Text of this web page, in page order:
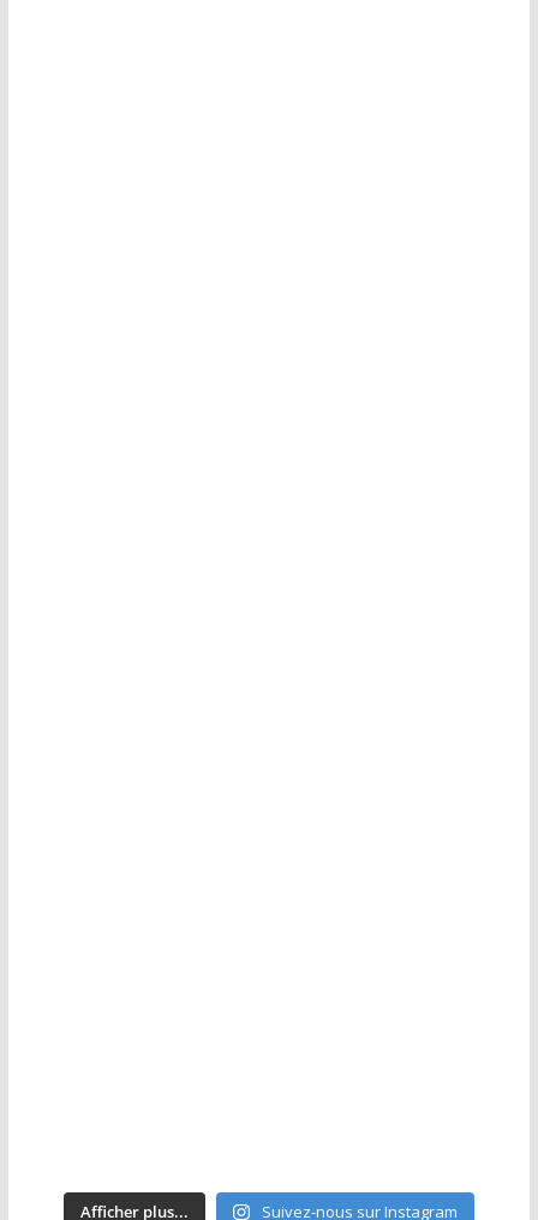
Afficher plus... Suivez-nous sur Instagram